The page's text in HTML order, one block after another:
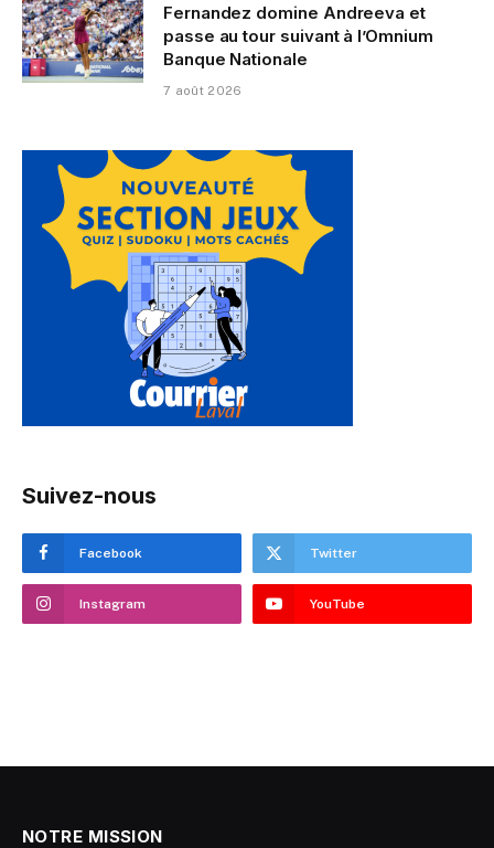
Fernandez domine Andreeva et
passe au tour suivant à l’Omnium
Banque Nationale
7 août 2026
Suivez-nous
Facebook Twitter
Instagram YouTube
NOTRE MISSION